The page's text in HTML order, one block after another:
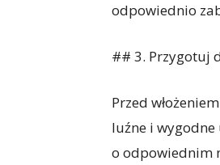
odpowiednio
## 3. Przygotuj
Przed
luźne i
o odpowiednim